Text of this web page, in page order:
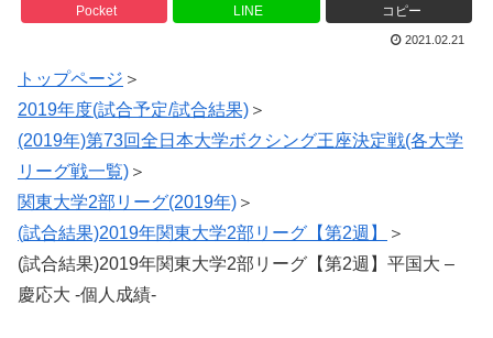
Pocket LINE コピー
2021.02.21
トップページ ＞
2019年度(試合予定/試合結果) ＞
(2019年)第73回全日本大学ボクシング王座決定戦(各大学
リーグ戦一覧) ＞
関東大学2部リーグ(2019年) ＞
(試合結果)2019年関東大学2部リーグ【第2週】
＞
(試合結果)2019年関東大学2部リーグ【第2週】平国大 –
慶応大 -個人成績-